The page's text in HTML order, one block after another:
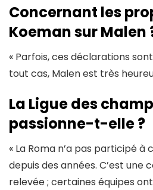
Concernant les
Koeman sur Malen
« Parfois, ces déclarations
tout cas, Malen est très
La Ligue des
passionne-t-elle ?
« La Roma n’a pas participé
depuis des années. C’est une
relevée ; certaines équipes